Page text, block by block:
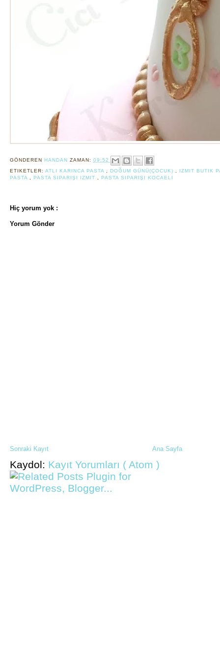
GÖNDEREN HANDAN ZAMAN: 09:52
ETIKETLER: ATLI KARINCA PASTA DOĞUM GÜNÜ(ÇOCUK)
IZMIT BUTIK
PASTA
PASTA SIPARIŞI IZMIT PASTA SIPARIŞI KOCAELI
Hiç yorum yok :
Yorum Gönder
Sonraki Kayıt Ana Sayfa
Kaydol: Kayıt Yorumları ( Atom )